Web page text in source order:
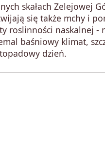
skałach Zelejowej
się także mchy i
roslinności naskalnej -
baśniowy klimat,
dzień.